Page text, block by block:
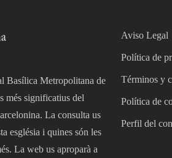
Basílica Metropolitana de
més significatius del
La consulta us
església i quines són les
La web us aproparà a
Aviso Legal
Política de
Términos y
Política de
Perfil del